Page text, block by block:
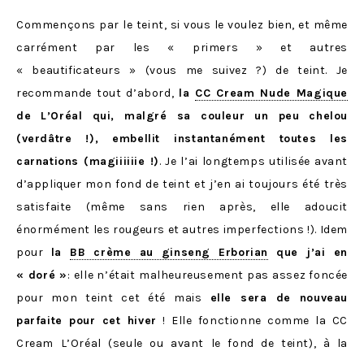
Commençons par le teint, si vous le voulez bien, et même
carrément par les « primers » et autres
« beautificateurs » (vous me suivez ?) de teint. Je
recommande tout d’abord, la CC Cream Nude Magique
de L’Oréal qui, malgré sa couleur un peu chelou
(verdâtre !), embellit instantanément toutes les
carnations (magiiiiiie !). Je l’ai longtemps utilisée avant
d’appliquer mon fond de teint et j’en ai toujours été très
satisfaite (même sans rien après, elle adoucit
énormément les rougeurs et autres imperfections !). Idem
pour la BB crème au ginseng Erborian
que j’ai en
« doré »: elle n’était malheureusement pas assez foncée
pour mon teint cet été mais elle sera de nouveau
parfaite pour cet hiver ! Elle fonctionne comme la CC
Cream L’Oréal (seule ou avant le fond de teint), à la